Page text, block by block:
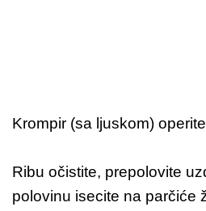
Krompir (sa ljuskom)
Ribu očistite, prepolovite
polovinu isecite na parčiće